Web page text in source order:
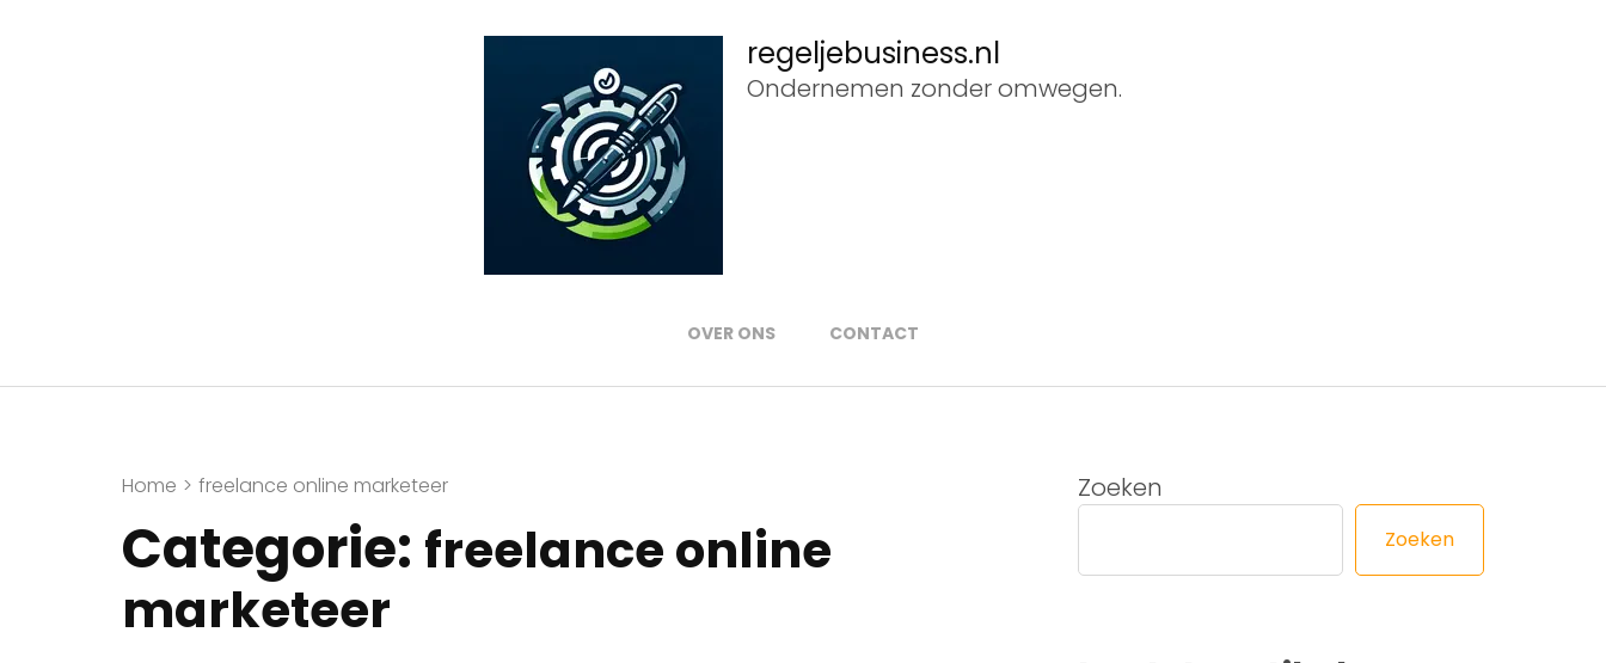
regeljebusiness.nl
Ondernemen zonder omwegen.
OVER ONS CONTACT
Home > freelance online marketeer
Categorie: freelance online
marketeer
Zoeken
Zoeken